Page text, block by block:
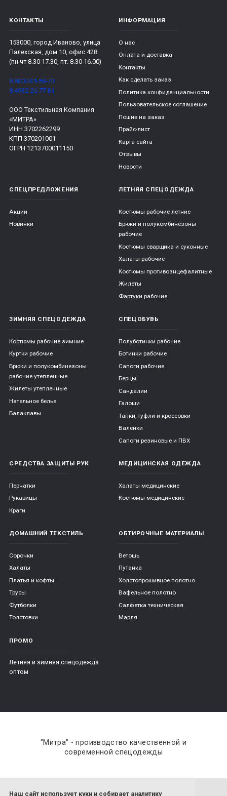
Наш сайт использует куки и собирает аналитику
КОНТАКТЫ
153000, город Иваново, улица
Палехская, дом 10, офис 428
(пн-чт 8.30-17.30, пт. 8.30-16.00)
8 800-201-59-70
8 4932-26-77-81
ООО Текстильная Компания
«МИТРА»
ИНН 3702262299
КПП 370201001
ОГРН 1213700011150
ИНФОРМАЦИЯ
О нас
Оплата и доставка
Контакты
Как сделать заказ
Политика конфиденциальности
Пользовательское соглашение
Пошив на заказ
Прайс-лист
Карта сайта
Отзывы
Новости
СПЕЦПРЕДЛОЖЕНИЯ
Акции
Новинки
ЛЕТНЯЯ СПЕЦОДЕЖДА
Костюмы рабочие летние
Брюки и полукомбинезоны
рабочие
Костюмы сварщика и суконные
Халаты рабочие
Костюмы противоэнцефалитные
Жилеты
Фартуки рабочие
ЗИМНЯЯ СПЕЦОДЕЖДА
Костюмы рабочие зимние
Куртки рабочие
Брюки и полукомбинезоны
рабочие утепленные
Жилеты утепленные
Нательное белье
Балаклавы
СПЕЦОБУВЬ
Полуботинки рабочие
Ботинки рабочие
Сапоги рабочие
Берцы
Сандалии
Галоши
Тапки, туфли и кроссовки
Валенки
Сапоги резиновые и ПВХ
СРЕДСТВА ЗАЩИТЫ РУК
Перчатки
Рукавицы
Краги
МЕДИЦИНСКАЯ ОДЕЖДА
Халаты медицинские
Костюмы медицинские
ДОМАШНИЙ ТЕКСТИЛЬ
Сорочки
Халаты
Платья и кофты
Трусы
Футболки
Толстовки
ОБТИРОЧНЫЕ МАТЕРИАЛЫ
Ветошь
Путанка
Холстопрошивное полотно
Вафельное полотно
Салфетка техническая
Марля
ПРОМО
Летняя и зимняя спецодежда
оптом
"Митра" - производство качественной и
современной спецодежды